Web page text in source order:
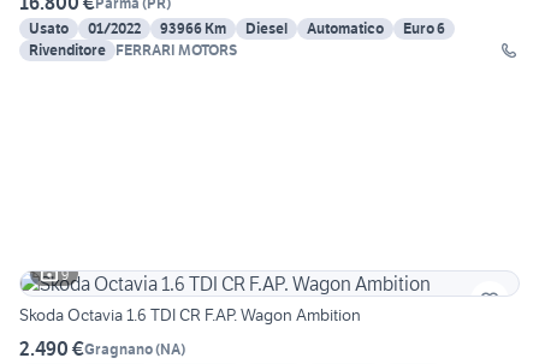
Usato
01/2022 93966 Km Diesel Automatico
Euro 6
Rivenditore FERRARI MOTORS
9
Skoda Octavia 1.6 TDI CR F.AP. Wagon Ambition
2.490 €Gragnano(NA)